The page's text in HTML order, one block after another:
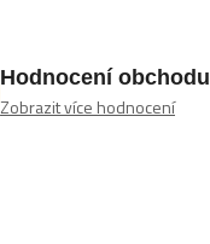
Hodnocení obchodu
Zobrazit více hodnocení